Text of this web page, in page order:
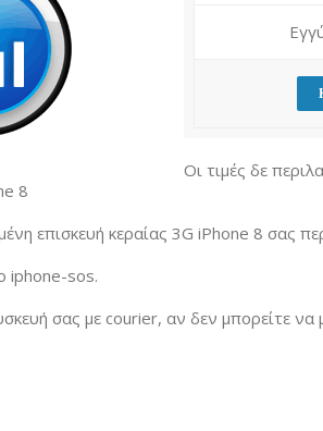
Οι τιμές δε
8
επισκευή κεραίας 3G iPhone 8 σας
iphone-sos.
σας με courier, αν δεν μπορείτε να